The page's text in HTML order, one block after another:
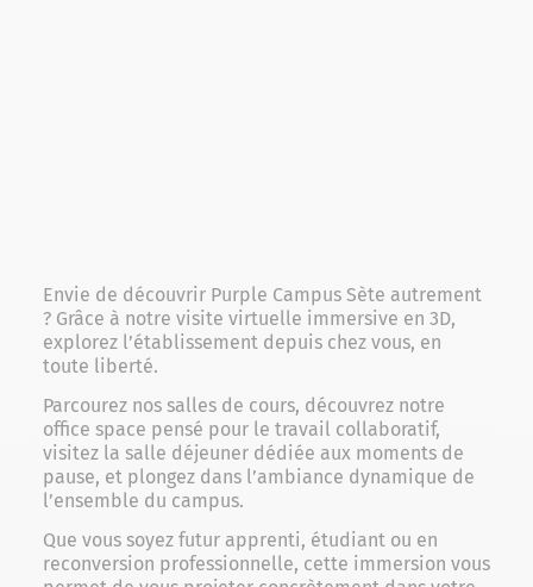
Envie de découvrir Purple Campus Sète autrement
? Grâce à notre visite virtuelle immersive en 3D,
explorez l’établissement depuis chez vous, en
toute liberté.
Parcourez nos salles de cours, découvrez notre
office space pensé pour le travail collaboratif,
visitez la salle déjeuner dédiée aux moments de
pause, et plongez dans l’ambiance dynamique de
l’ensemble du campus.
Que vous soyez futur apprenti, étudiant ou en
reconversion professionnelle, cette immersion vous